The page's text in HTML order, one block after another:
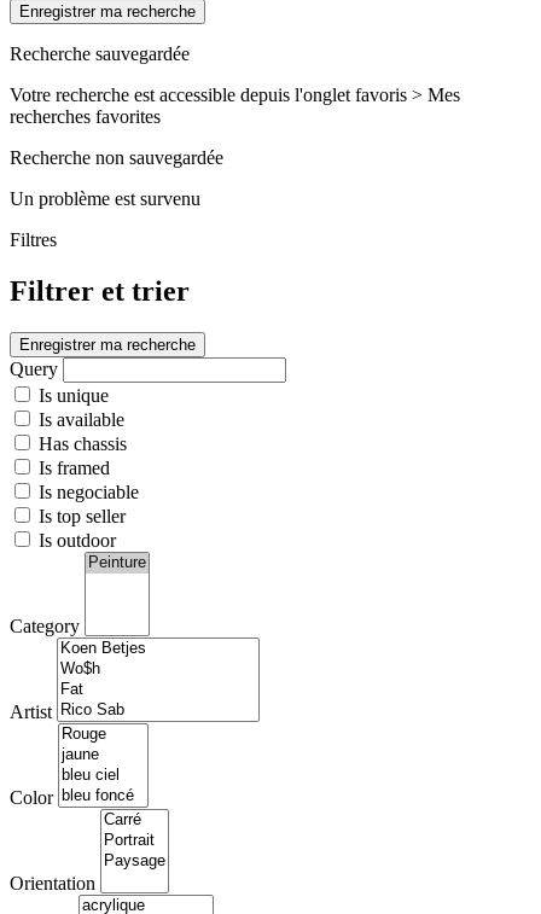
Enregistrer ma recherche
Recherche sauvegardée
Votre recherche est accessible depuis l'onglet favoris > Mes
recherches favorites
Recherche non sauvegardée
Un problème est survenu
Filtres
Filtrer et trier
Enregistrer ma recherche
Query
Is unique
Is available
Has chassis
Is framed
Is negociable
Is top seller
Is outdoor
Category
Artist
Color
Orientation